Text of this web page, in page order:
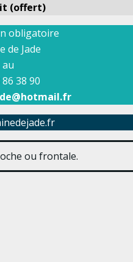
(offert)
obligatoire
de Jade
au
38 90
ou frontale.